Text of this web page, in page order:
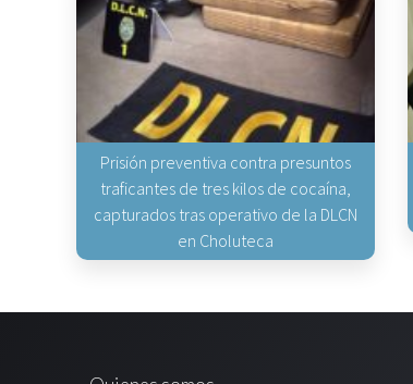
Prisión preventiva contra presuntos
traficantes de tres kilos de cocaína,
capturados tras operativo de la DLCN
en Choluteca